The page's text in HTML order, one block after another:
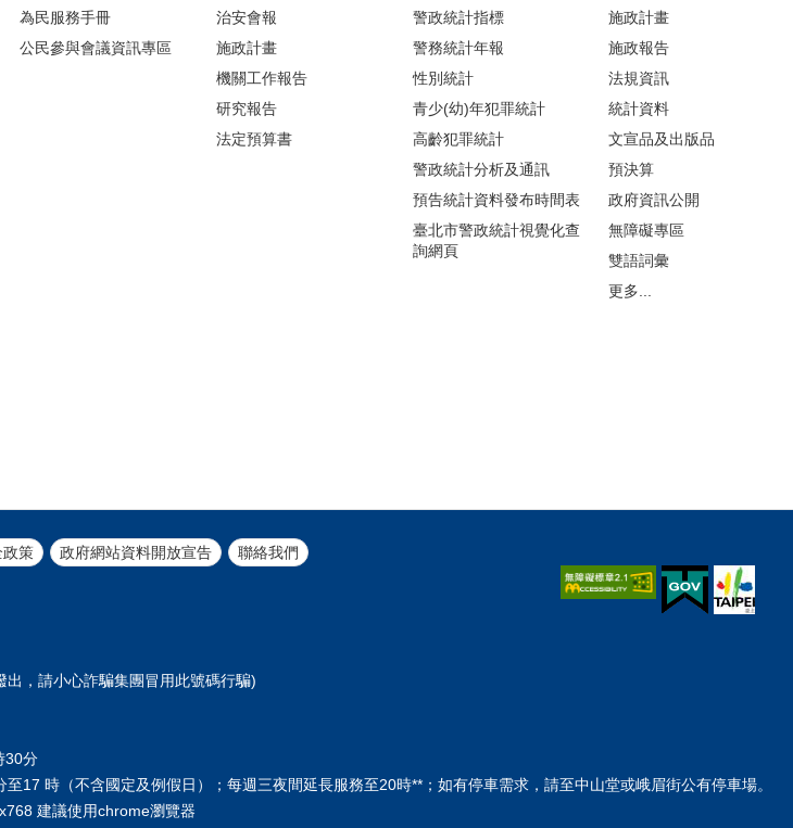
為民服務手冊
公民參與會議資訊專區
治安會報
施政計畫
機關工作報告
研究報告
法定預算書
警政統計指標
警務統計年報
性別統計
青少(幼)年犯罪統計
高齡犯罪統計
警政統計分析及通訊
預告統計資料發布時間表
臺北市警政統計視覺化查
詢網頁
施政計畫
施政報告
法規資訊
統計資料
文宣品及出版品
預決算
政府資訊公開
無障礙專區
雙語詞彙
更多...
政策 政府網站資料開放宣告 聯絡我們
，請小心詐騙集團冒用此號碼行騙)
30分
17 時（不含國定及例假日）；每週三夜間延長服務至20時**；如有停車需求，請至中山堂或峨眉街公有停車場。
建議使用chrome瀏覽器